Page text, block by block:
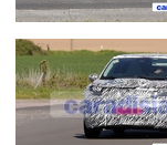
Marques